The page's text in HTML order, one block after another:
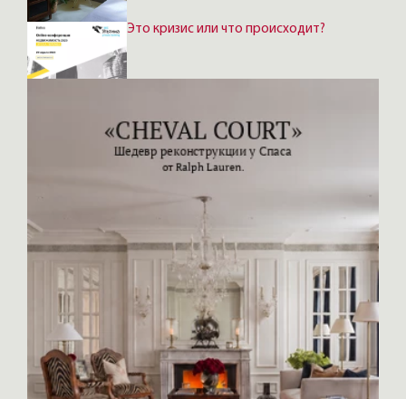
Это кризис или что происходит?